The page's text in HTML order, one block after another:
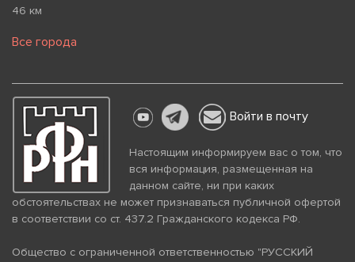
46 км
Все города
Войти в почту
Настоящим информируем вас о том, что
вся информация, размещенная на
данном сайте, ни при каких
обстоятельствах не может признаваться публичной офертой
в соответствии со ст. 437.2 Гражданского кодекса РФ.
Общество с ограниченной ответственностью "РУССКИЙ